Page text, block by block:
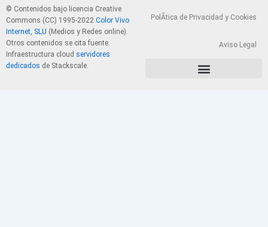
© Contenidos bajo licencia Creative
Commons (CC) 1995-2022 Color Vivo
Internet, SLU (Medios y Redes online).
Otros contenidos se cita fuente.
Infraestructura cloud servidores
dedicados de Stackscale.
PolÃ­tica de Privacidad y Cookies
Aviso Legal